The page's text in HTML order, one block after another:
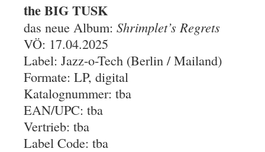
the BIG TUSK
das neue Album: Shrimplet’s Regrets
VÖ: 17.04.2025
Label: Jazz-o-Tech (Berlin / Mailand)
Formate: LP, digital
Katalognummer: tba
EAN/UPC: tba
Vertrieb: tba
Label Code: tba